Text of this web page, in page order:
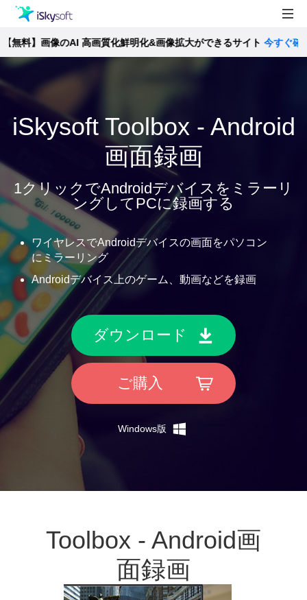
製品
製品活用事例
ストア
サポート
】画像のAI 高画質化鮮明化&画像拡大ができるサイト今すぐ確認 >>
iSkysoft Toolbox - Android
画面録画
1クリックでAndroidデバイスをミラーリ
ングしてPCに録画する
ワイヤレスでAndroidデバイスの画面をパソコン
にミラーリング
Androidデバイス上のゲーム、動画などを録画
ダウンロード
ご購入
Windows版
Toolbox - Android画
面録画